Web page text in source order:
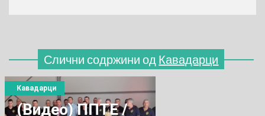
Слични содржини од Кавадарци
(Видео) ППТЕ /
Кавадарци